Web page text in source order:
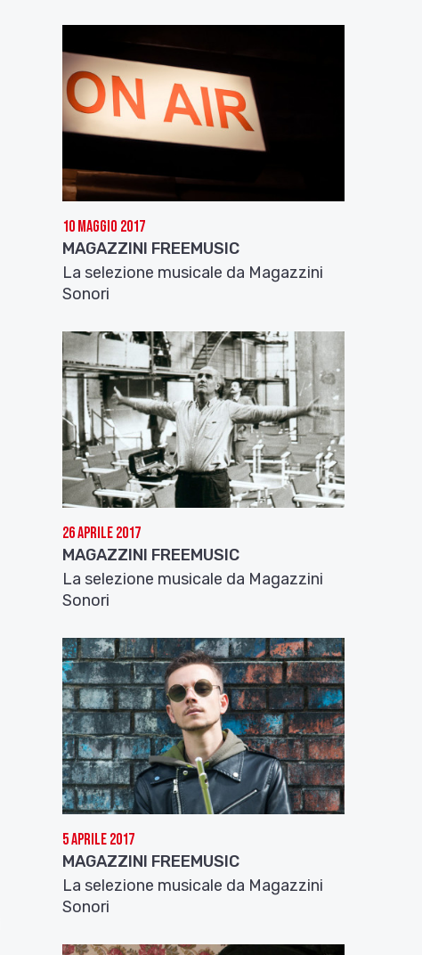
10 Maggio 2017
MAGAZZINI FREEMUSIC
La selezione musicale da Magazzini
Sonori
26 Aprile 2017
MAGAZZINI FREEMUSIC
La selezione musicale da Magazzini
Sonori
5 Aprile 2017
MAGAZZINI FREEMUSIC
La selezione musicale da Magazzini
Sonori